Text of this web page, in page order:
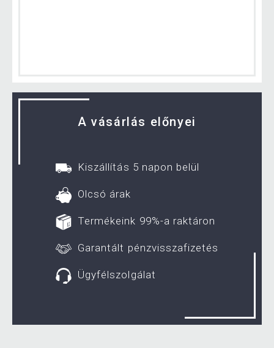
A vásárlás előnyei
Kiszállítás 5 napon belül
Olcsó árak
Termékeink 99%-a raktáron
Garantált pénzvisszafizetés
Ügyfélszolgálat